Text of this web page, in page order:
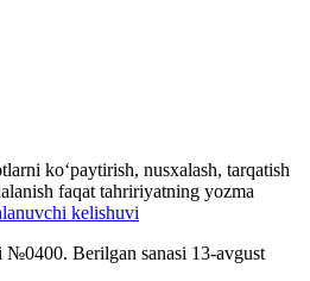
ko‘paytirish, nusxalash, tarqatish
faqat tahririyatning yozma
kelishuvi
Berilgan sanasi 13-avgust